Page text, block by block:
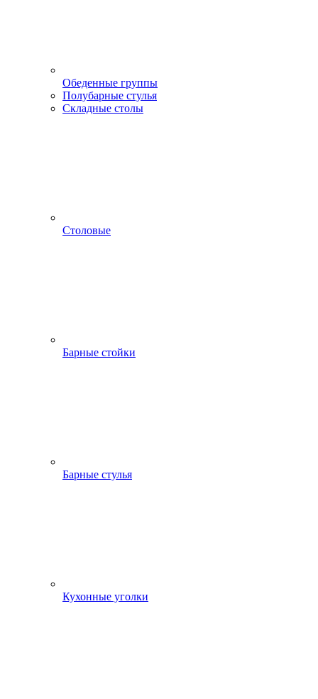
Обеденные группы
Полубарные стулья
Складные столы
Столовые
Барные стойки
Барные стулья
Кухонные уголки